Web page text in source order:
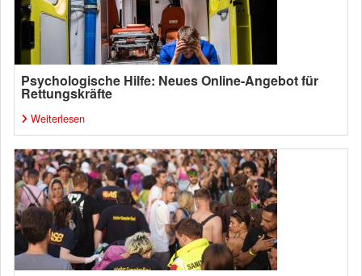
Psychologische Hilfe: Neues Online-Angebot für
Rettungskräfte
Weiterlesen